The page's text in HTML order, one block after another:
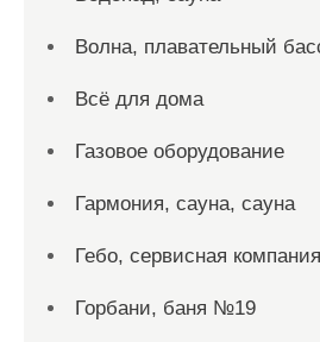
Волна, плавательный
Всё для дома
Газовое оборудование
Гармония, сауна, сауна
Гебо, сервисная компания
Горбани, баня №19